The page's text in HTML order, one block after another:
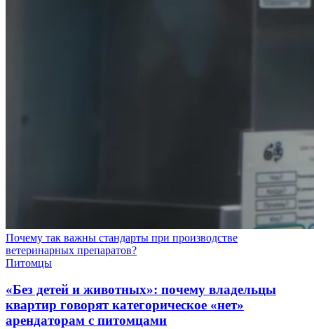
Почему так важны стандарты при производстве
ветеринарных препаратов?
Питомцы
«Без детей и животных»: почему владельцы
квартир говорят категорическое «нет»
арендаторам с питомцами